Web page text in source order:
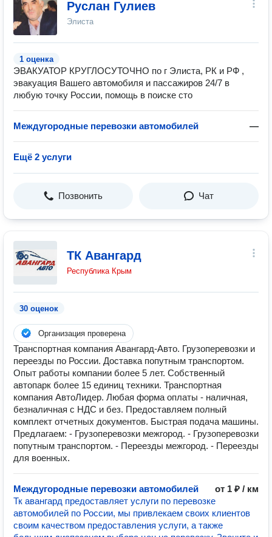
Руслан Гулиев
Элиста
1 оценка
ЭВАКУАТОР КРУГЛОСУТОЧНО по г Элиста, РК и РФ ,
эвакуация Вашего автомобиля и пассажиров 24/7 в
любую точку России, помощь в поиске сто
Междугородные перевозки автомобилей —
Ещё 2 услуги
Позвонить Чат
ТК Авангард
Республика Крым
30 оценок
Организация проверена
Транспортная компания Авангард-Авто. Грузоперевозки и
переезды по России. Доставка попутным транспортом.
Опыт работы компании более 5 лет. Собственный
автопарк более 15 единиц техники. Транспортная
компания АвтоЛидер. Любая форма оплаты - наличная,
безналичная с НДС и без. Предоставляем полный
комплект отчетных документов. Быстрая подача машины.
Предлагаем: - Грузоперевозки межгород. - Грузоперевозки
попутным транспортом. - Переезды межгород. - Переезды
для военных.
Междугородные перевозки автомобилей
от 1 ₽ / км
Тк авангард предоставляет услуги по перевозке
автомобилей по России, мы привлекаем своих клиентов
своим качеством предоставления услуги, а также